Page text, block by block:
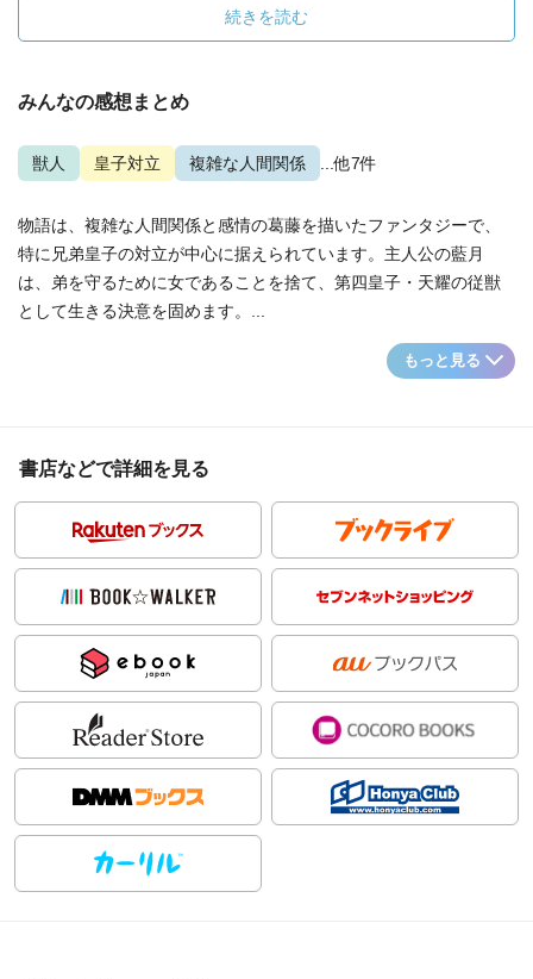
続きを読む
みんなの感想まとめ
獣人 皇子対立 複雑な人間関係 ...他7件
物語は、複雑な人間関係と感情の葛藤を描いたファンタジーで、
特に兄弟皇子の対立が中心に据えられています。主人公の藍月
は、弟を守るために女であることを捨て、第四皇子・天耀の従獣
として生きる決意を固めます。...
もっと見る
書店などで詳細を見る